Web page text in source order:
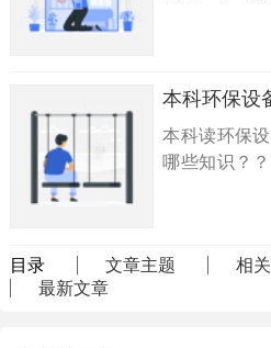
制系统设计
护、经营管
位 本专业
本科环保设
本科读环保
哪些知识？
析》、《环
目录 文章主题 相
最新文章